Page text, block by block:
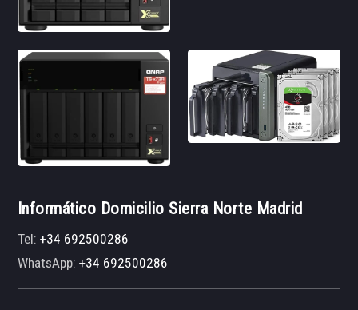
Informático Domicilio Sierra Norte Madrid
Tel:+34 692500286
WhatsApp:+34 692500286